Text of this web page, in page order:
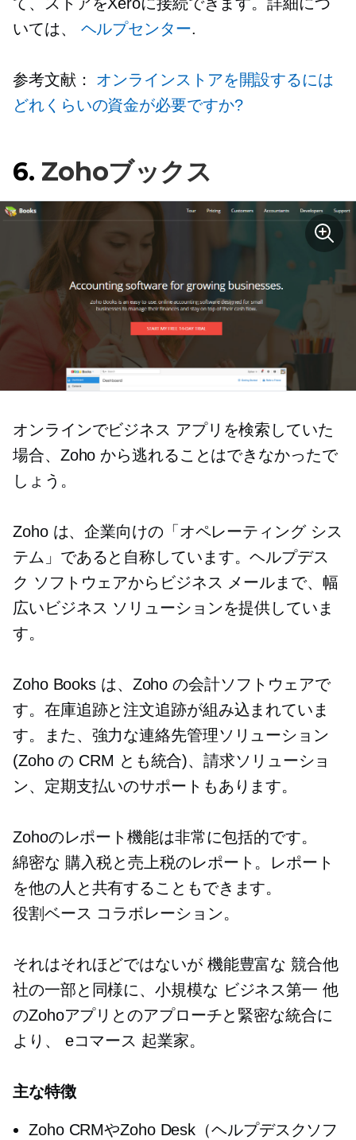
いては、 ヘルプセンター.
参考文献： オンラインストアを開設するには
どれくらいの資金が必要ですか?
6. Zohoブックス
オンラインでビジネス アプリを検索していた
場合、Zoho から逃れることはできなかったで
しょう。
Zoho は、企業向けの「オペレーティング シス
テム」であると自称しています。ヘルプデス
ク ソフトウェアからビジネス メールまで、幅
広いビジネス ソリューションを提供していま
す。
Zoho Books は、Zoho の会計ソフトウェアで
す。在庫追跡と注文追跡が組み込まれていま
す。また、強力な連絡先管理ソリューション
(Zoho の CRM とも統合)、請求ソリューショ
ン、定期支払いのサポートもあります。
Zohoのレポート機能は非常に包括的です。
綿密な 購入税と売上税のレポート。レポート
を他の人と共有することもできます。
役割ベース コラボレーション。
それはそれほどではないが 機能豊富な 競合他
社の一部と同様に、小規模な ビジネス第一 他
のZohoアプリとのアプローチと緊密な統合に
より、 eコマース 起業家。
主な特徴
Zoho CRMやZoho Desk（ヘルプデスクソフ